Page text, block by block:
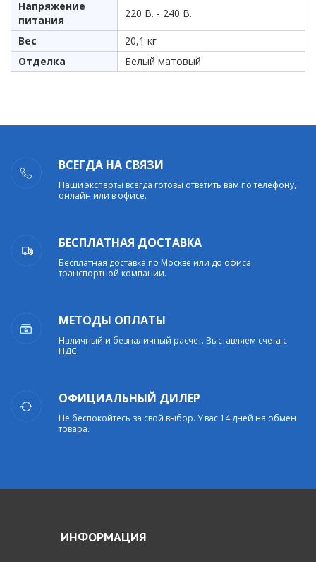
Напряжение
питания
220 В. - 240 В.
Вес
20,1 кг
Отделка
Белый матовый
ВСЕГДА НА СВЯЗИ
Наши эксперты всегда готовы ответить вам по телефону,
онлайн или в офисе.
БЕСПЛАТНАЯ ДОСТАВКА
Бесплатная доставка по Москве или до офиса
транспортной компании.
МЕТОДЫ ОПЛАТЫ
Наличный и безналичный расчет. Выставляем счета с
НДС.
ОФИЦИАЛЬНЫЙ ДИЛЕР
Не беспокойтесь за свой выбор. У вас 14 дней на обмен
товара.
ИНФОРМАЦИЯ